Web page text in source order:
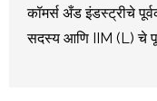
कॉमर्स अँड इंडस्ट्रीचे
सदस्य आणि IIM (L) चे